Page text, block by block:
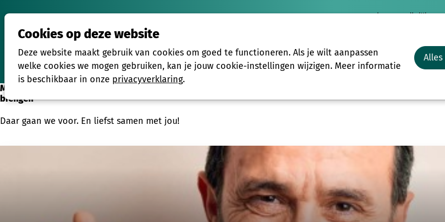
Cookies op deze website
Deze website maakt gebruik van cookies om goed te functioneren. Als je wilt aanpassen
welke cookies we mogen gebruiken, kan je jouw cookie-instellingen wijzigen. Meer informatie
is beschikbaar in onze privacyverklaring.
Home
Activiteiten Vrijwilligers Groepen Meer Start-to-
Nieuws
Mensen en cultuur dichter bij elkaar
brengen
Daar gaan we voor. En liefst samen met jou!